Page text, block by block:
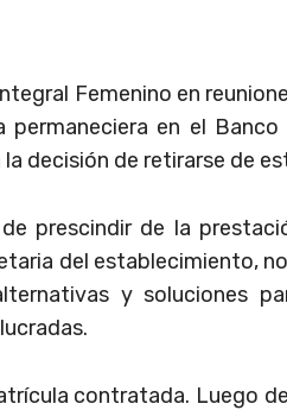
Femenino en
en el
decisión de retirarse de
prescindir de la
del establecimiento,
y soluciones
contratada. Luego